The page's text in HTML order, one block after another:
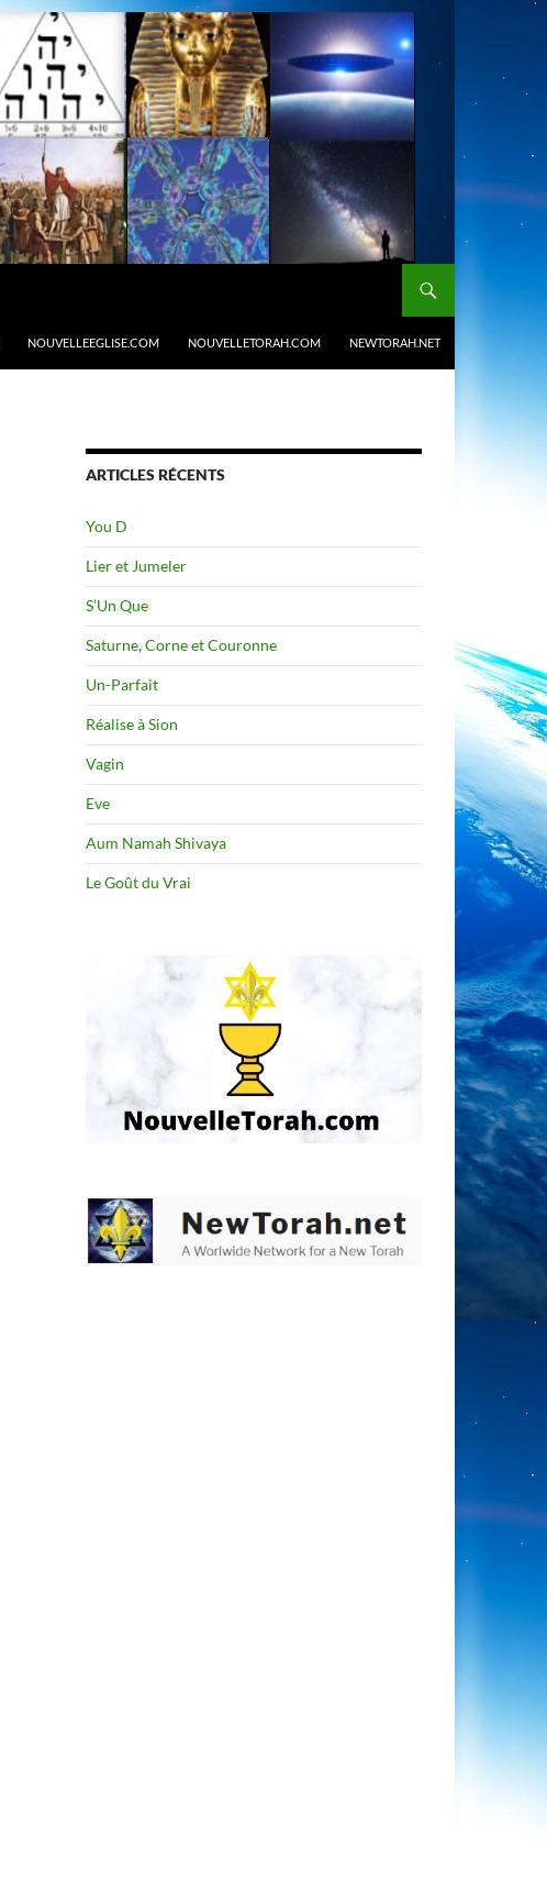
NOUVELLEEGLISE.COM NOUVELLETORAH.COM NEWTORAH.NET
ARTICLES RÉCENTS
You D
Lier et Jumeler
S’Un Que
Saturne, Corne et Couronne
Un-Parfait
Réalise à Sion
Vagin
Eve
Aum Namah Shivaya
Le Goût du Vrai